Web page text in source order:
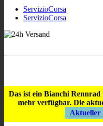
ServizioCorsa
ServizioCorsa
Das ist ein Bianchi
mehr verfügbar. Die
Aktueller